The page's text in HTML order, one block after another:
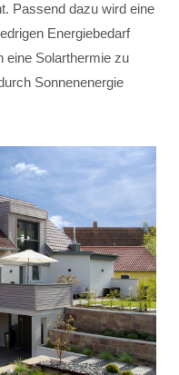
Passend dazu wird eine
Energiebedarf
eine Solarthermie zu
Sonnenenergie